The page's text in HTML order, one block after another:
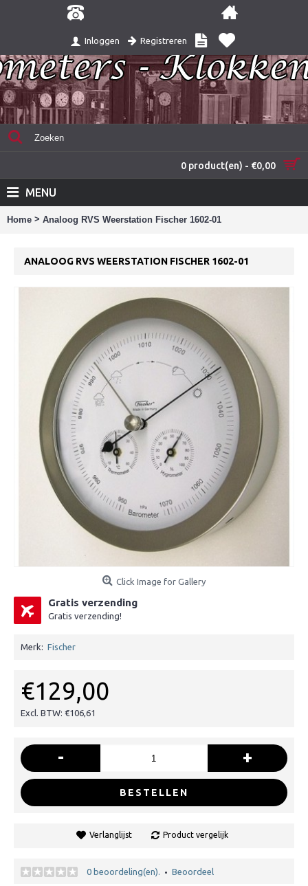
Inloggen Registreren
0 product(en) - €0,00
MENU
Home > Analoog RVS Weerstation Fischer 1602-01
ANALOOG RVS WEERSTATION FISCHER 1602-01
Click Image for Gallery
Gratis verzending
Gratis verzending!
Merk: Fischer
€129,00
Excl. BTW: €106,61
- +
BESTELLEN
Verlanglijst Product vergelijk
0 beoordeling(en). • Beoordeel